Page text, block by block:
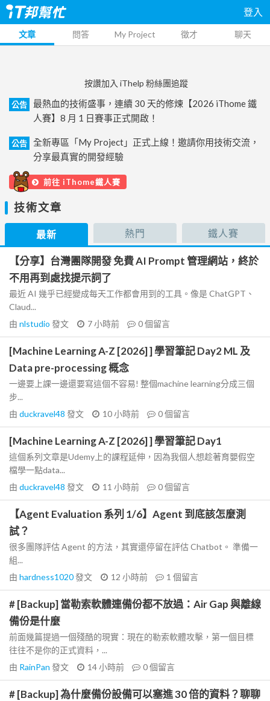
登入
文章 問答 My Project 徵才 聊天
按讚加入 iThelp 粉絲團追蹤
公告
最熱血的技術盛事，連續 30 天的修煉【2026 iThome 鐵
人賽】8 月 1 日賽事正式開啟！
公告
全新專區「My Project」正式上線！邀請你用技術交流，
分享最真實的開發經驗
前往 iThome鐵人賽
技術文章
最新 熱門 鐵人賽
【分享】台灣團隊開發 免費 AI Prompt 管理網站，終於
不用再到處找提示詞了
最近 AI 幾乎已經變成每天工作都會用到的工具。像是 ChatGPT、
Claud...
由 nlstudio 發文 7 小時前 0個留言
[Machine Learning A-Z [2026] ] 學習筆記 Day2 ML 及
Data pre-processing 概念
一邊要上課一邊還要寫這個不容易! 整個machine learning分成三個
步...
由 duckravel48 發文 10 小時前 0個留言
[Machine Learning A-Z [2026] ] 學習筆記 Day1
這個系列文章是Udemy上的課程延伸，因為我個人想趁著育嬰假空
檔學一點data...
由 duckravel48 發文 11 小時前 0個留言
【Agent Evaluation 系列 1/6】Agent 到底該怎麼測
試？
很多團隊評估 Agent 的方法，其實還停留在評估 Chatbot。 準備一
組...
由 hardness1020發文 12 小時前 1 個留言
# [Backup] 當勒索軟體連備份都不放過：Air Gap 與離線
備份是什麼
前面幾篇提過一個殘酷的現實：現在的勒索軟體攻擊，第一個目標
往往不是你的正式資料，...
由 RainPan 發文 14 小時前 0個留言
# [Backup] 為什麼備份設備可以塞進 30 倍的資料？聊聊